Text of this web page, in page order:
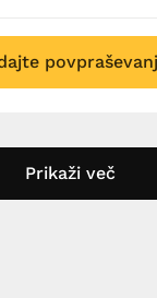
Prikaži več